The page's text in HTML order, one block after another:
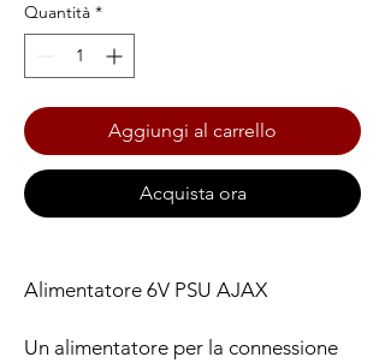
Quantità *
Aggiungi al carrello
Acquista ora
Alimentatore 6V PSU AJAX
Un alimentatore per la connessione